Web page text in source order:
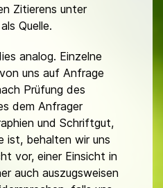
Zitierens unter
Quelle.
analog. Einzelne
uns auf Anfrage
Prüfung des
dem Anfrager
und Schriftgut,
ist, behalten wir uns
vor, einer Einsicht in
auch auszugsweisen